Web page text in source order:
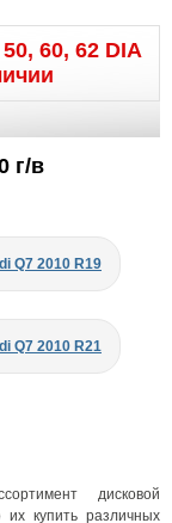
60, 62 DIA
г/в
Q7 2010 R19
Q7 2010 R21
дисковой
купить различных